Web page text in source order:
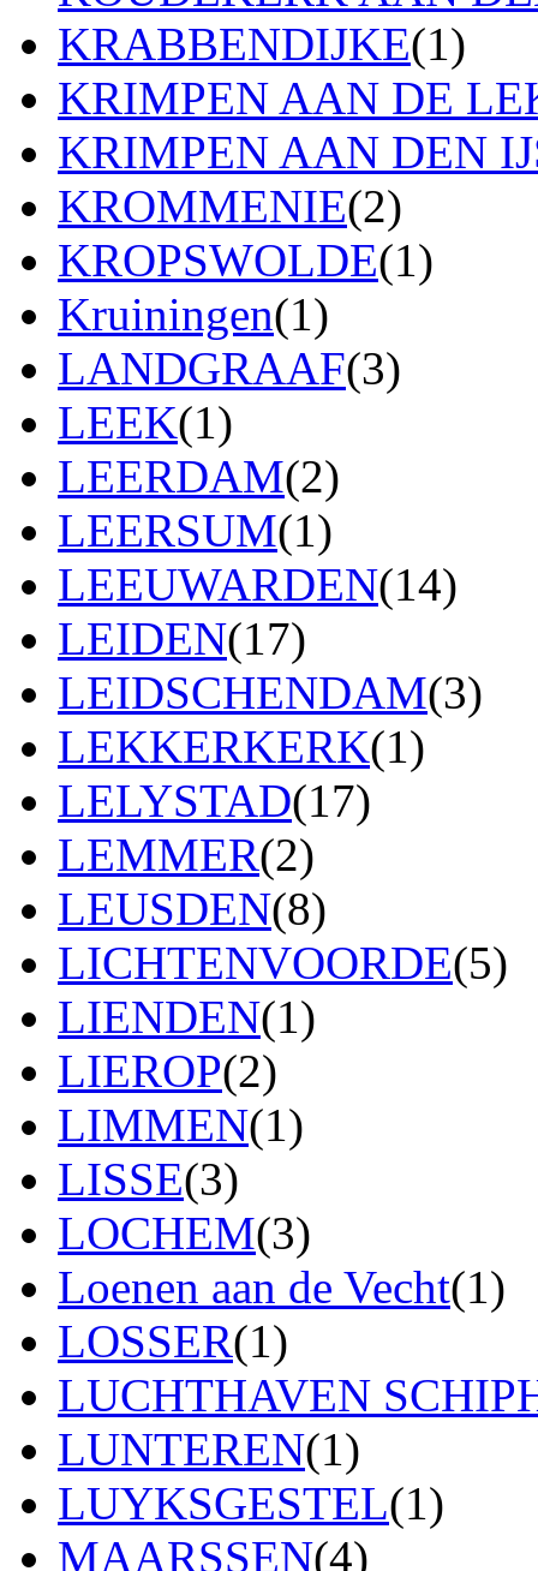
KRABBENDIJKE(1)
KRIMPEN AAN DE
KRIMPEN AAN DEN
KROMMENIE(2)
KROPSWOLDE(1)
Kruiningen(1)
LANDGRAAF(3)
LEEK(1)
LEERDAM(2)
LEERSUM(1)
LEEUWARDEN(14)
LEIDEN(17)
LEIDSCHENDAM(3)
LEKKERKERK(1)
LELYSTAD(17)
LEMMER(2)
LEUSDEN(8)
LICHTENVOORDE(5)
LIENDEN(1)
LIEROP(2)
LIMMEN(1)
LISSE(3)
LOCHEM(3)
Loenen aan de Vecht(1)
LOSSER(1)
LUCHTHAVEN
LUNTEREN(1)
LUYKSGESTEL(1)
MAARSSEN(4)